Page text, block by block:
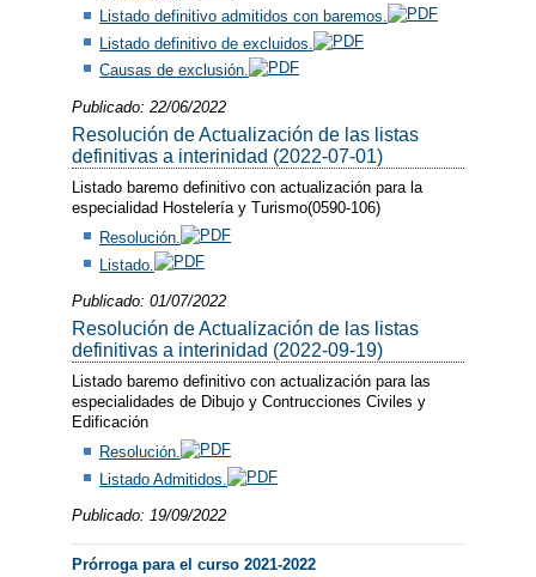
Listado definitivo admitidos con baremos.
Listado definitivo de excluidos.
Causas de exclusión.
Publicado: 22/06/2022
Resolución de Actualización de las listas
definitivas a interinidad (2022-07-01)
Listado baremo definitivo con actualización para la
especialidad Hostelería y Turismo(0590-106)
Resolución.
Listado.
Publicado: 01/07/2022
Resolución de Actualización de las listas
definitivas a interinidad (2022-09-19)
Listado baremo definitivo con actualización para las
especialidades de Dibujo y Contrucciones Civiles y
Edificación
Resolución.
Listado Admitidos.
Publicado: 19/09/2022
Prórroga para el curso 2021-2022